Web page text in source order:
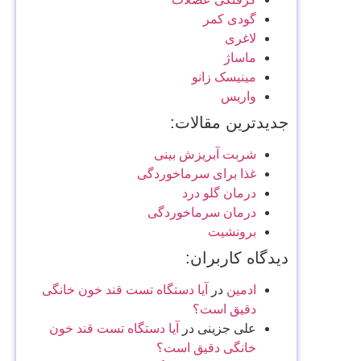
گودی کمر
لاغری
ماساژ
مینیسک زانو
واریس
جدیدترین مقالات:
شربت آبریزش بینی
غذا برای سرماخوردگی
درمان گلو درد
درمان سرماخوردگی
برونشیت
دیدگاه کاربران:
ادمین در
آیا دستگاه تست قند خون خانگی
دقیق است؟
علی جزینی در
آیا دستگاه تست قند خون
خانگی دقیق است؟